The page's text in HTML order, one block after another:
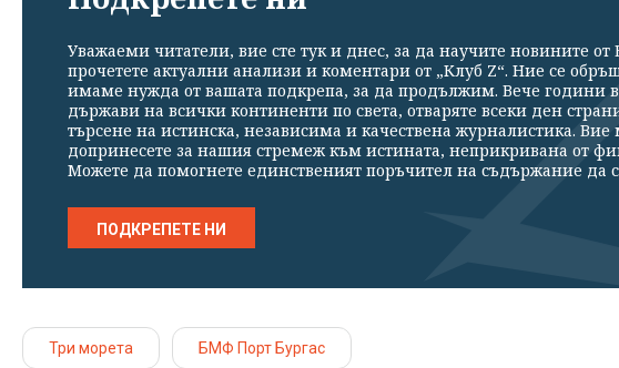
Уважаеми читатели, вие сте тук и днес, за да научите новините от
прочетете актуални анализи и коментари от „Клуб Z“. Ние се
имаме нужда от вашата подкрепа, за да продължим. Вече години
държави на всички континенти по света, отваряте всеки ден
търсене на истинска, независима и качествена журналистика. Вие
допринесете за нашия стремеж към истината, неприкривана от
Можете да помогнете единственият поръчител на съдържание да
ПОДКРЕПЕТЕ НИ
Три морета БМФ Порт Бургас